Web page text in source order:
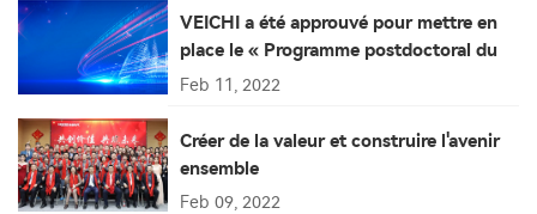
VEICHI a été approuvé pour mettre en
place le « Programme postdoctoral du
Jiangsu » et "Poste de travail
Feb 11, 2022
Créer de la valeur et construire l'avenir
ensemble
Feb 09, 2022